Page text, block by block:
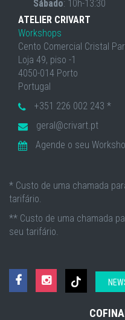
Sábado: 10h-13:30
ATELIER CRIVART
Workshops
Cento Comercial Cristal
Loja 49, piso -1
4050-014 Porto
Portugal
+351 226 002 243 *
geral@crivart.pt
Agende o seu
* Custo de uma chamada
tarifário.
** Custo de uma chamada
seu tarifário.